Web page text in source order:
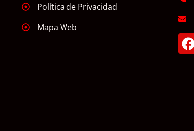
Política de Privacidad
Mapa Web